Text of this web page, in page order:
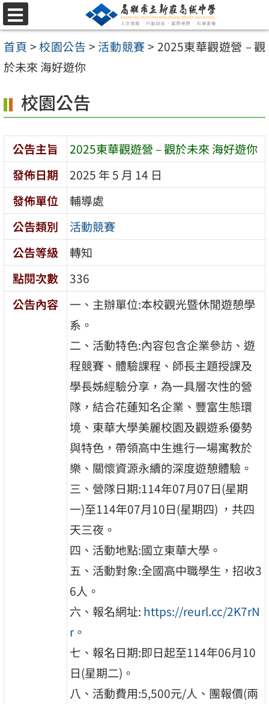
跳
至
主
要
容
區
選
單
首頁 >校園公告 > 活動競賽 > 2025東華觀遊營 – 觀
於未來 海好遊你
校園公告
公告主旨
2025東華觀遊營 – 觀於未來 海好遊你
發佈日期
2025 年 5 月 14 日
發佈單位
輔導處
公告類別
活動競賽
公告等級
轉知
點閱次數
336
公告內容
一、主辦單位:本校觀光暨休閒遊憩學
系。
二、活動特色:內容包含企業參訪、遊
程競賽、體驗課程、師長主題授課及
學長姊經驗分享，為一具層次性的營
隊，結合花蓮知名企業、豐富生態環
境、東華大學美麗校園及觀遊系優勢
與特色，帶領高中生進行一場寓教於
樂、關懷資源永續的深度遊憩體驗。
三、營隊日期:114年07月07日(星期
一)至114年07月10日(星期四) ，共四
天三夜。
四、活動地點:國立東華大學。
五、活動對象:全國高中職學生，招收3
6人。
六、報名網址: https://reurl.cc/2K7rN
r。
七、報名日期:即日起至114年06月10
日(星期二)。
八、活動費用:5,500元/人、團報價(兩